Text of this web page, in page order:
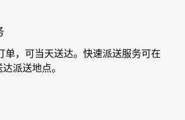
单，可当天送达。快速派送服务可在
派送地点。